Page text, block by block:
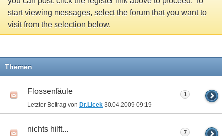
start viewing messages, select the forum that you want to
visit from the selection below.
Themen
Flossenfäule
Letzter Beitrag von Dr.Licek 30.04.2009 09:19
1
nichts hilft... 7